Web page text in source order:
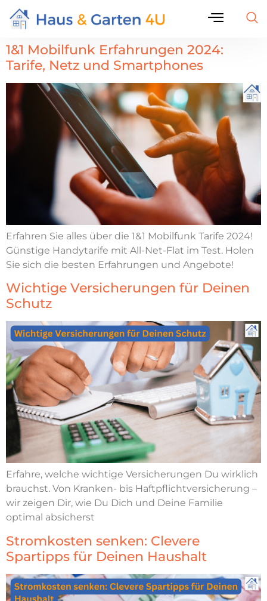
1&1 Mobilfunk Erfahrungen 2024:
Tarife, Netz und Smartphones
Erfahren Sie alles über die 1&1 Mobilfunk Tarife 2024!
Günstige Handytarife mit All-Net-Flat im Test. Holen
Sie sich die besten Erfahrungen und Angebote!
Wichtige Versicherungen für Deinen
Schutz
Erfahre, welche wichtige Versicherungen Du wirklich
brauchst. Von Kranken- bis Haftpflichtversicherung –
wir zeigen Dir, wie Du Dich und Deine Familie
optimal absicherst
Stromkosten senken: Clevere
Spartipps für Deinen Haushalt